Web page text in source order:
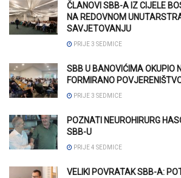
ČLANOVI SBB-A IZ CIJELE
NA REDOVNOM
SAVJETOVANJU
PRIJE 3 SEDMICE
SBB U BANOVIĆIMA OKUPIO
FORMIRANO
PRIJE 3 SEDMICE
POZNATI NEUROHIRURG
SBB-U
PRIJE 4 SEDMICE
VELIKI POVRATAK SBB-A: